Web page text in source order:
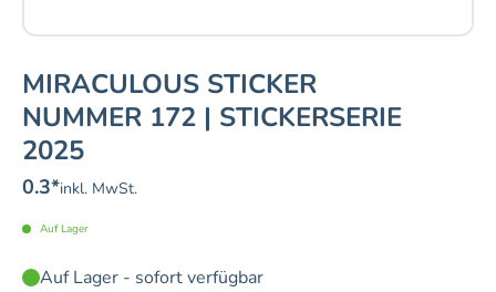
MIRACULOUS STICKER
NUMMER 172 | STICKERSERIE
2025
0.3*inkl. MwSt.
Auf Lager
Auf Lager - sofort verfügbar